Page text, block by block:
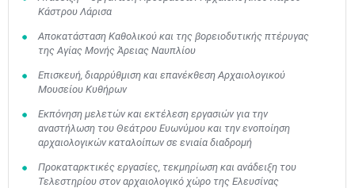
Κάστρου Λάρισα
Αποκατάσταση Καθολικού και της βορειοδυτικής πτέρυγας
της Αγίας Μονής Άρειας Ναυπλίου
Επισκευή, διαρρύθμιση και επανέκθεση Αρχαιολογικού
Μουσείου Κυθήρων
Εκπόνηση μελετών και εκτέλεση εργασιών για την
αναστήλωση του Θεάτρου Ευωνύμου και την ενοποίηση
αρχαιολογικών καταλοίπων σε ενιαία διαδρομή
Προκαταρκτικές εργασίες, τεκμηρίωση και ανάδειξη του
Τελεστηρίου στον αρχαιολογικό χώρο της Ελευσίνας